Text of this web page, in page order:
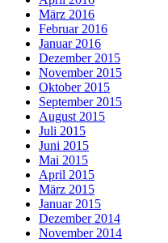
März 2016
Februar 2016
Januar 2016
Dezember 2015
November 2015
Oktober 2015
September 2015
August 2015
Juli 2015
Juni 2015
Mai 2015
April 2015
März 2015
Januar 2015
Dezember 2014
November 2014